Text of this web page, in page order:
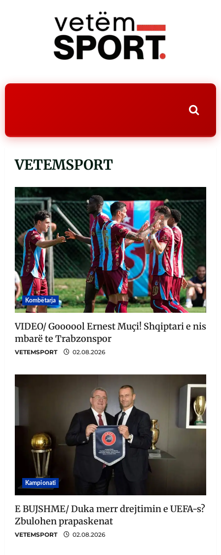
VETEMSPORT
Kombëtarja
VIDEO/ Goooool Ernest Muçi! Shqiptari e nis
mbarë te Trabzonspor
VETEMSPORT 02.08.2026
Kampionati
E BUJSHME/ Duka merr drejtimin e UEFA-s?
Zbulohen prapaskenat
VETEMSPORT 02.08.2026